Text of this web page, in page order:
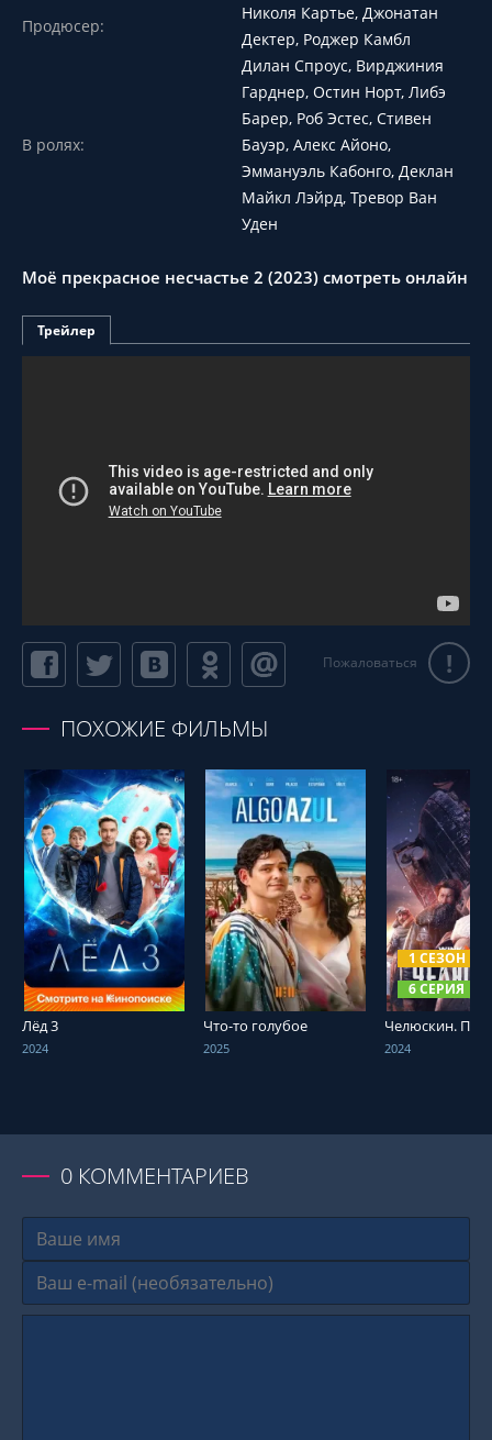
Продюсер:
Николя Картье, Джонатан
Дектер, Роджер Камбл
В ролях:
Дилан Спроус, Вирджиния
Гарднер, Остин Норт, Либэ
Барер, Роб Эстес, Стивен
Бауэр, Алекс Айоно,
Эммануэль Кабонго, Деклан
Майкл Лэйрд, Тревор Ван
Уден
Моё прекрасное несчастье 2 (2023) смотреть онлайн
Трейлер
Пожаловаться !
ПОХОЖИЕ ФИЛЬМЫ
СМОТРЕТЬ ОНЛАЙН
Лёд 3
2024
СМОТРЕТЬ ОНЛАЙН
Что-то голубое
2025
1 СЕЗОН
6 СЕРИЯ
СМОТРЕТЬ
Челюскин.
2024
0 КОММЕНТАРИЕВ